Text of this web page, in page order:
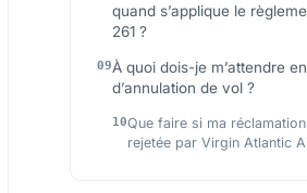
quand s’applique le
261 ?
À quoi dois-je m’attendre
d’annulation de vol ?
Que faire si ma
rejetée par Virgin Atlantic